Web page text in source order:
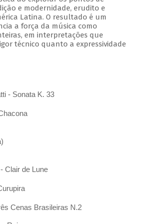
e modernidade, erudito e
Latina. O resultado é um
a força da música como
em interpretações que
técnico quanto a expressividade
- Sonata K. 33
Clair de Lune
Cenas Brasileiras N.2